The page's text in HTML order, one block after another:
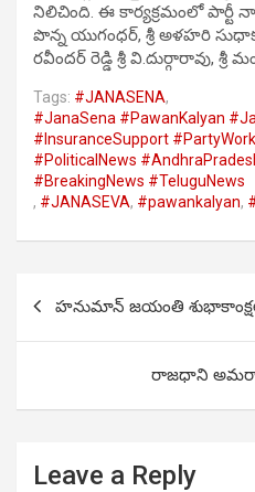
నిలిచింది. ఈ కార్యక్రమంలో పార్టీ
పొన్న యుగంధర్, శ్రీ అళహరి
రవీందర్ రెడ్డి శ్రీ వి.దుర్గారావు,
Tags: #JANASENA,
#JanaSena #PawanKalyan
#InsuranceSupport
#PoliticalNews
#BreakingNews #TeluguNews
, #JANASEVA, #pawankalyan,
హనుమాన్ జయంతి
రాజధాని
Leave a Reply